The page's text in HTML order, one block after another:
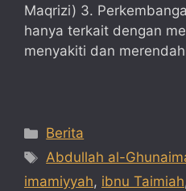
Maqrizi) 3.
hanya terkait dengan
menyakiti dan
Categories
Berita
Tags
Abdullah al-
imamiyyah, ibnu Taimiah